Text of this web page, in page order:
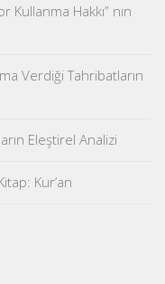
Kullanma Hakkı” nın
Verdiği Tahribatların
Eleştirel Analizi
Kur’an